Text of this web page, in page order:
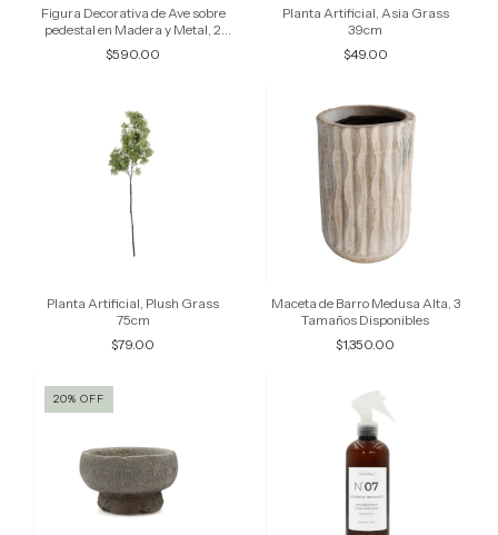
Figura Decorativa de Ave sobre
pedestal en Madera y Metal, 2
Tamaños Disponibles
$590.00
Planta Artificial, Asia Grass
39cm
$49.00
Planta Artificial, Plush Grass
75cm
$79.00
Maceta de Barro Medusa Alta, 3
Tamaños Disponibles
$1,350.00
20% OFF